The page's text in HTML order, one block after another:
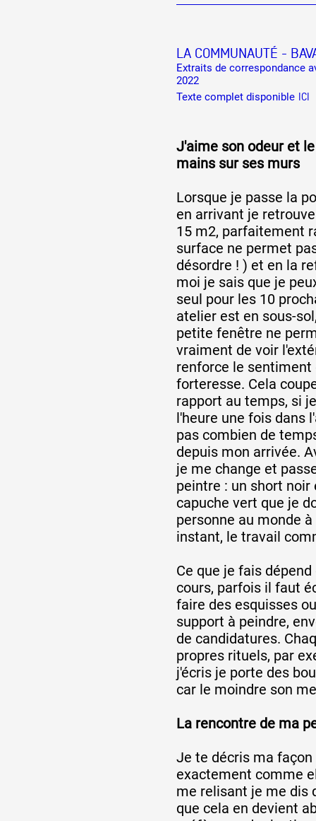
LA COMMUNAUTÉ -
Extraits de correspondance
2022
Texte complet disponible ICI
J'aime son odeur et
mains sur ses murs
Lorsque je passe la
en arrivant je
15 m2, parfaitement
surface ne permet
désordre ! ) et en la
moi je sais que je
seul pour les 10
atelier est en sous-
petite fenêtre ne
vraiment de voir
renforce le sentiment
forteresse. Cela
rapport au temps, si
l'heure une fois dans
pas combien de
depuis mon arrivée.
je me change et
peintre : un short noir
capuche vert que je
personne au monde
instant, le travail
Ce que je fais
cours, parfois il faut
faire des esquisses
support à peindre,
de candidatures.
propres rituels, par
j'écris je porte des
car le moindre son
La rencontre de ma
Je te décris ma
exactement comme
me relisant je me dis
que cela en devient